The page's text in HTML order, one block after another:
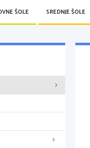
ŠOLE SREDNJE ŠOLE